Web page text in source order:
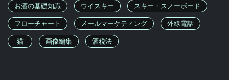
お酒の基礎知識 ウイスキー スキー・スノーボード
フローチャート メールマーケティング 外線電話
猫 画像編集 酒税法